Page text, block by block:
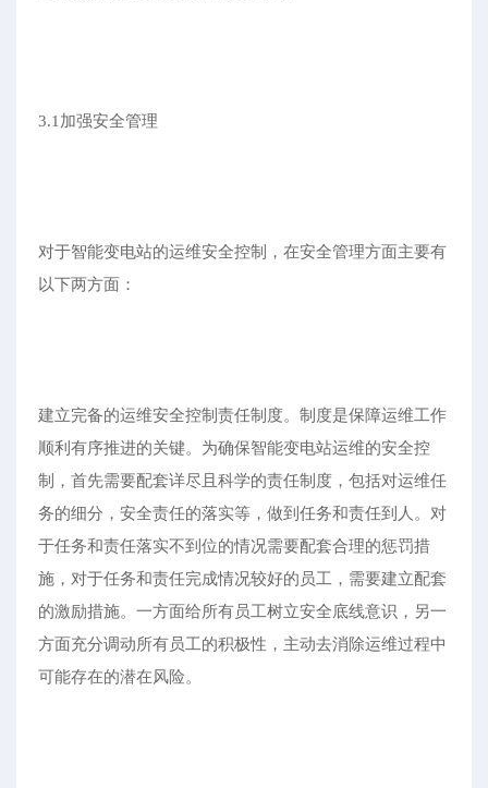
3.1加强安全管理
对于智能变电站的运维安全控制，在安全管理方面主要有
以下两方面：
建立完备的运维安全控制责任制度。制度是保障运维工作
顺利有序推进的关键。为确保智能变电站运维的安全控
制，首先需要配套详尽且科学的责任制度，包括对运维任
务的细分，安全责任的落实等，做到任务和责任到人。对
于任务和责任落实不到位的情况需要配套合理的惩罚措
施，对于任务和责任完成情况较好的员工，需要建立配套
的激励措施。一方面给所有员工树立安全底线意识，另一
方面充分调动所有员工的积极性，主动去消除运维过程中
可能存在的潜在风险。